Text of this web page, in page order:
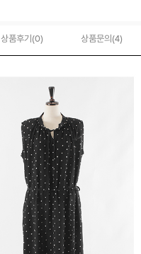
상품후기(0) 상품문의 (4)